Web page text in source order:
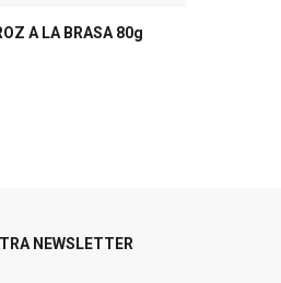
A LA BRASA 80g
NEWSLETTER